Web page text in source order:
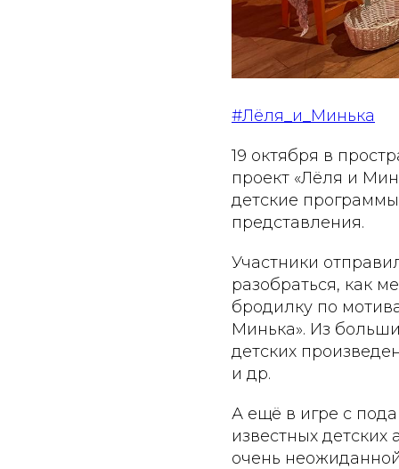
#Лëля_и_Минька
19 октября в
проект «Лёля и
детские
представления.
Участники
разобраться, как
бродилку по
Минька». Из
детских
и др.
А ещё в игре с
известных
очень